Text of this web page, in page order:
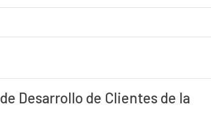
Desarrollo de Clientes de la